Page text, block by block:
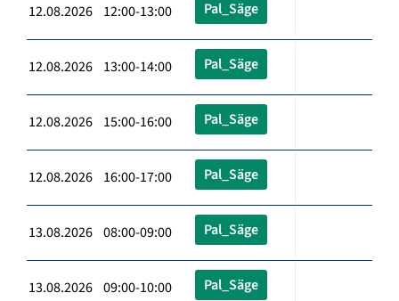
12.08.2026 12:00-13:00 Pal_Säge
12.08.2026 13:00-14:00 Pal_Säge
12.08.2026 15:00-16:00 Pal_Säge
12.08.2026 16:00-17:00 Pal_Säge
13.08.2026 08:00-09:00 Pal_Säge
13.08.2026 09:00-10:00 Pal_Säge